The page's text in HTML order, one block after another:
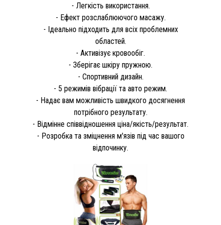
- Легкість використання.
- Ефект розслаблюючого масажу.
- Ідеально підходить для всіх проблемних
областей.
- Активізує кровообіг.
- Зберігає шкіру пружною.
- Спортивний дизайн.
- 5 режимів вібрації та авто режим.
- Надає вам можливість швидкого досягнення
потрібного результату.
- Відмінне співвідношення ціна/якість/результат.
- Розробка та зміцнення м'язів під час вашого
відпочинку.